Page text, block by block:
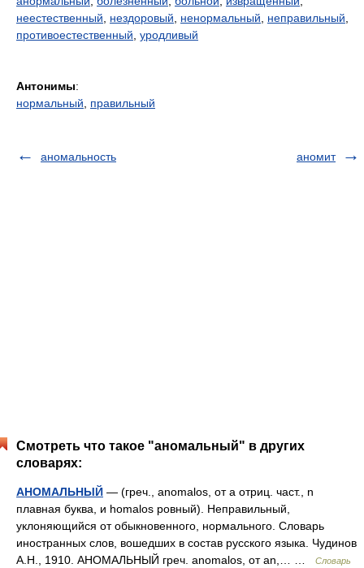
неестественный
нездоровый ненормальный неправильный
противоестественный уродливый
Антонимы:
нормальный
правильный
аномальность аномит
Смотреть что такое "аномальный" в других
словарях:
АНОМАЛЬНЫЙ — (греч., anomalos, от a отриц. част., n
плавная буква, и homalos ровный). Неправильный,
уклоняющийся от обыкновенного, нормального. Словарь
иностранных слов, вошедших в состав русского языка. Чудинов
А.Н., 1910. АНОМАЛЬНЫЙ греч. anomalos, от an,… …
Словарь